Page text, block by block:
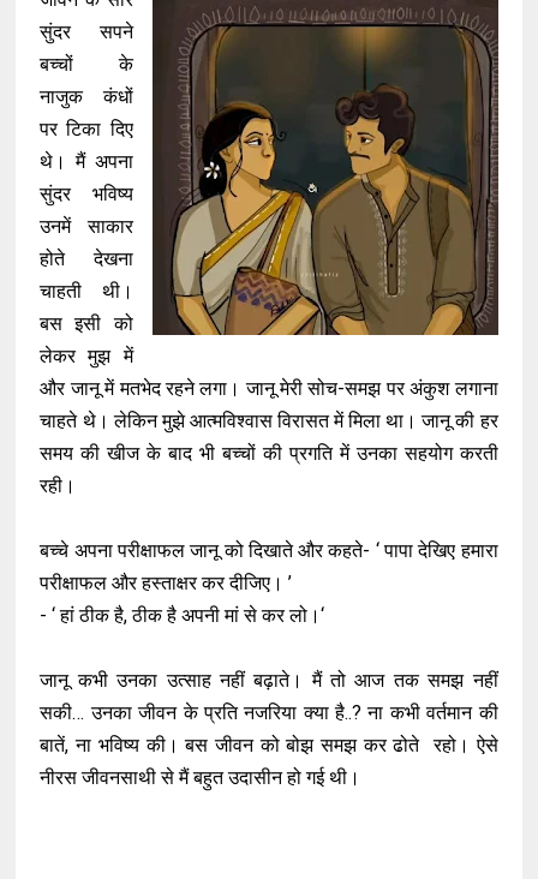
सुंदर सपने
बच्चों के
नाजुक कंधों
पर टिका दिए
थे। मैं अपना
सुंदर भविष्य
उनमें साकार
होते देखना
चाहती थी।
बस इसी को
लेकर मुझ में
और जानू में मतभेद रहने लगा। जानू मेरी सोच-समझ पर अंकुश लगाना
चाहते थे। लेकिन मुझे आत्मविश्वास विरासत में मिला था। जानू की हर
समय की खीज के बाद भी बच्चों की प्रगति में उनका सहयोग करती
रही।
बच्चे अपना परीक्षाफल जानू को दिखाते और कहते- ‘ पापा देखिए हमारा
परीक्षाफल और हस्ताक्षर कर दीजिए। ’
- ‘ हां ठीक है, ठीक है अपनी मां से कर लो।‘
जानू कभी उनका उत्साह नहीं बढ़ाते। मैं तो आज तक समझ नहीं
सकी… उनका जीवन के प्रति नजरिया क्या है..? ना कभी वर्तमान की
बातें, ना भविष्य की। बस जीवन को बोझ समझ कर ढोते रहो। ऐसे
नीरस जीवनसाथी से मैं बहुत उदासीन हो गई थी।